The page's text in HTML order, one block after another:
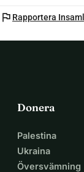
flag Rapportera
Donera
Palestina
Ukraina
Översvämning